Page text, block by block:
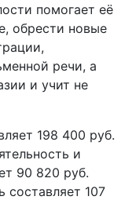
помогает её
обрести новые
речи, а
и учит не
198 400 руб.
и
90 820 руб.
составляет 107